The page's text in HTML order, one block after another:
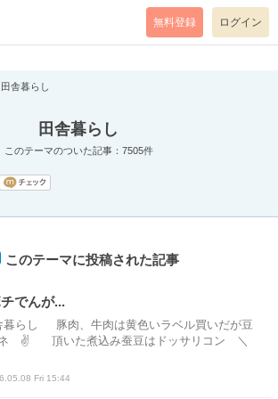
code=0 mode=return level=notice
無料登録 ログイン
田舎暮らし
田舎暮らし
このテーマのついた記事：7505件
このテーマに投稿された記事
でんが...
暮らし 豚肉、牛肉は黄色いラベル買いだが豆
ネ ✌ 頂いた煮込み蚕豆はドッサリコン ＼
Fri 15:44